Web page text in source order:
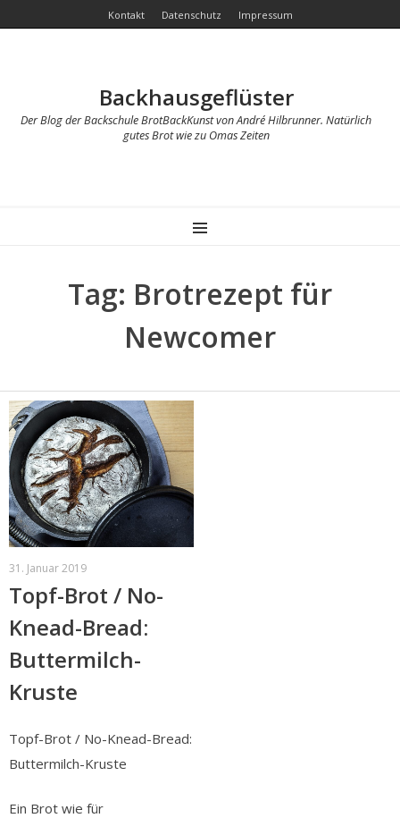
Kontakt Datenschutz Impressum
Backhausgeflüster
Der Blog der Backschule BrotBackKunst von André Hilbrunner. Natürlich
gutes Brot wie zu Omas Zeiten
MENU
Tag: Brotrezept für
Newcomer
31. Januar 2019
Topf-Brot / No-
Knead-Bread:
Buttermilch-
Kruste
Topf-Brot / No-Knead-Bread:
Buttermilch-Kruste
Ein Brot wie für